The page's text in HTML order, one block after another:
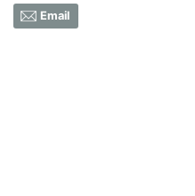
Email